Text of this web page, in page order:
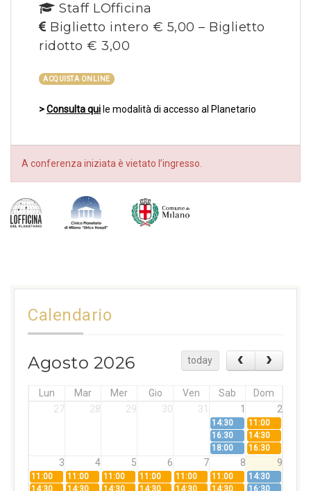
Staff LOfficina
Biglietto intero € 5,00 – Biglietto
ridotto € 3,00
ACQUISTA ONLINE
>Consulta qui le modalità di accesso al Planetario
A conferenza iniziata è vietato l’ingresso.
Calendario
Agosto 2026 today
Lun Mar Mer Gio Ven Sab
Dom
27
28 29 30 31 1 2
14:30
11:00
16:30
14:30
18:00
16:30
3 4 5 6 7 8 9
11:00 11:00 11:00 11:00 11:00 11:00
14:30
14:30
14:30 14:30 14:30 14:30 14:30 16:30